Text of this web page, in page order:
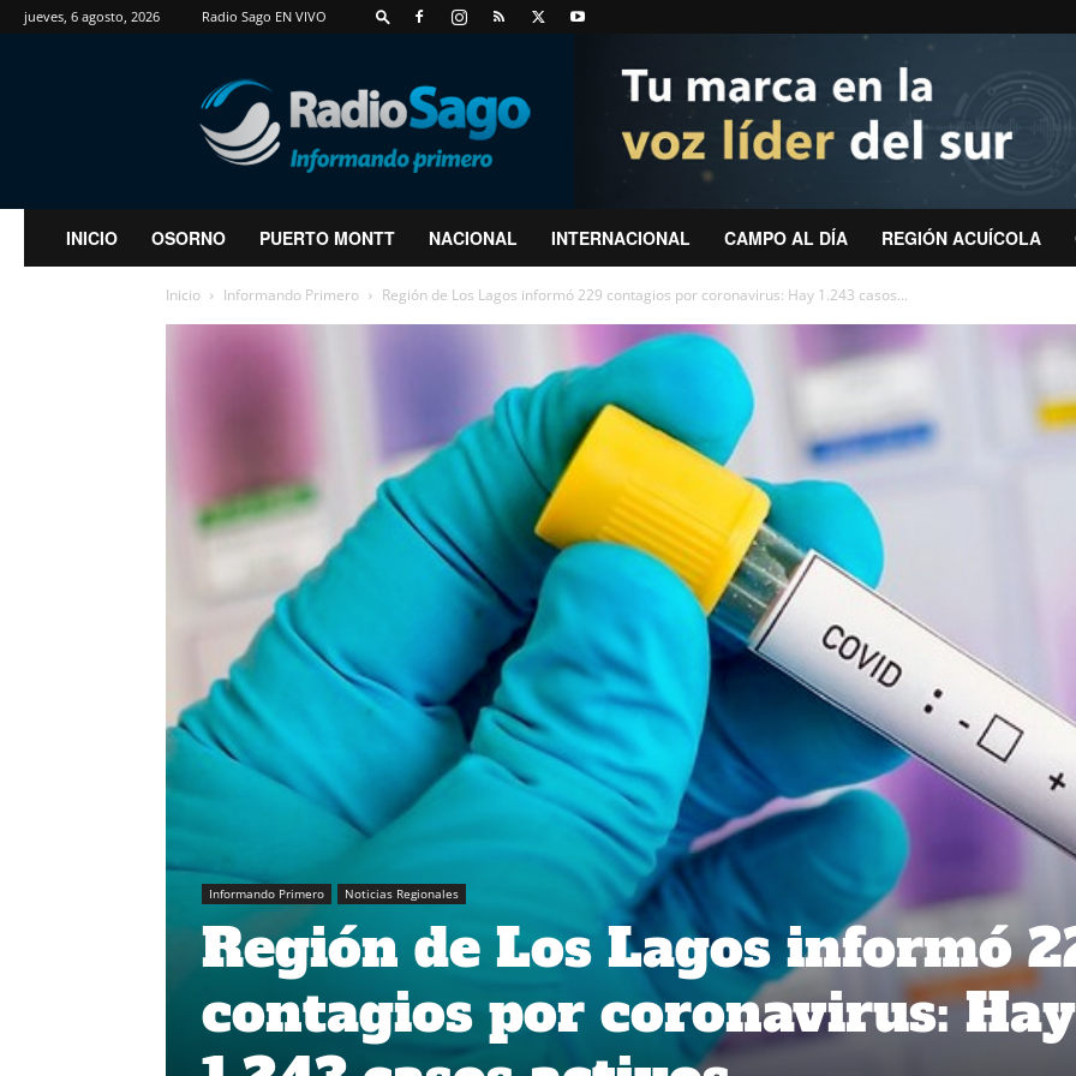
jueves, 6 agosto, 2026 Radio Sago EN VIVO
RadioSago
INICIO OSORNO PUERTO MONTT NACIONAL INTERNACIONAL CAMPO AL DÍA REGIÓN ACUÍCOLA
Inicio Informando Primero Región de Los Lagos informó 229 contagios por coronavirus: Hay 1.243 casos...
Informando Primero Noticias Regionales
Región de Los Lagos informó
contagios por coronavirus: Hay